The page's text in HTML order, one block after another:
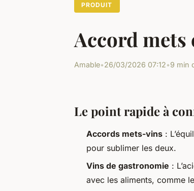
PRODUIT
Accord mets
Amable•26/03/2026 07:12•9 min
Le point rapide à
Accords mets-vins :
pour sublimer les deux.
Vins de gastronomie :
avec les aliments, comme